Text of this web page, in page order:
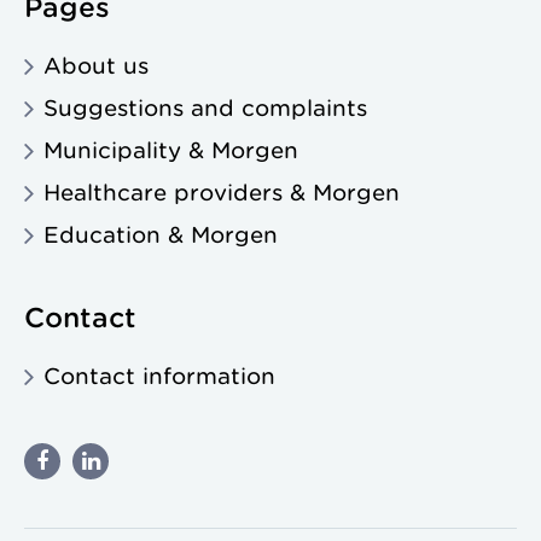
Pages
About us
Suggestions and complaints
Municipality & Morgen
Healthcare providers & Morgen
Education & Morgen
Contact
Contact information